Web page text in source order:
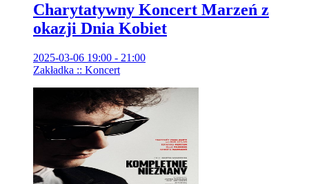
Charytatywny Koncert Marzeń z
okazji Dnia Kobiet
2025-03-06 19:00 - 21:00
Zakładka :: Koncert